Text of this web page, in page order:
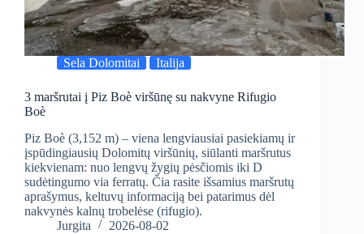
Sela Dolomitai Italija
3 maršrutai į Piz Boè viršūnę su nakvyne Rifugio
Boè
Piz Boè (3,152 m) – viena lengviausiai pasiekiamų ir
įspūdingiausių Dolomitų viršūnių, siūlanti maršrutus
kiekvienam: nuo lengvų žygių pėsčiomis iki D
sudėtingumo via ferratų. Čia rasite išsamius maršrutų
aprašymus, keltuvų informaciją bei patarimus dėl
nakvynės kalnų trobelėse (rifugio).
Jurgita
2026-08-02